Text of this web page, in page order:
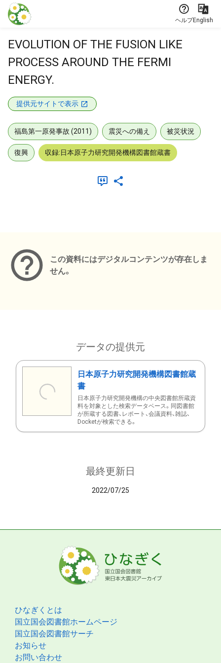
本文に飛ぶ
ヘルプEnglish
EVOLUTION OF THE FUSION LIKE
PROCESS AROUND THE FERMI
ENERGY.
提供元サイトで表示
福島第一原発事故 (2011) 震災への備え 被災状況
復興 収録:日本原子力研究開発機構図書館蔵書
この資料にはデジタルコンテンツが存在しま
せん。
データの提供元
日本原子力研究開発機構図書館蔵
書
日本原子力研究開発機構の中央図書館所蔵資
料を対象とした検索データベース。同図書館
が所蔵する図書、レポート、会議資料、雑誌、
Docketが検索できる。
最終更新日
2022/07/25
ひなぎくとは
国立国会図書館ホームページ
国立国会図書館サーチ
お知らせ
お問い合わせ